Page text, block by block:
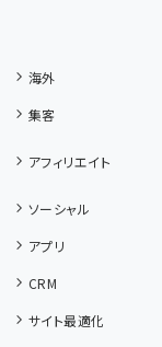
海外
集客
アフィリエイト
ソーシャル
アプリ
CRM
サイト最適化